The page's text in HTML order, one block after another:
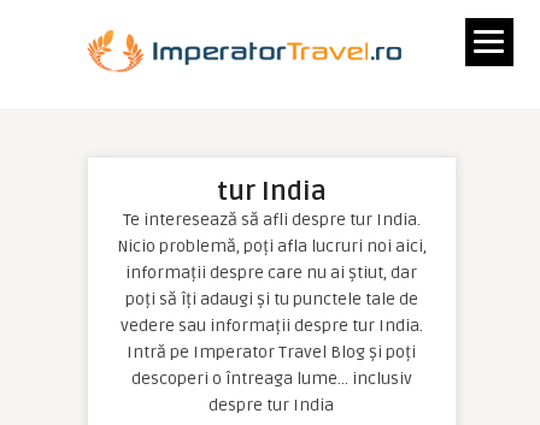
tur India
Te interesează să afli despre tur India.
Nicio problemă, poți afla lucruri noi aici,
informații despre care nu ai știut, dar
poți să îți adaugi și tu punctele tale de
vedere sau informații despre tur India.
Intră pe Imperator Travel Blog și poți
descoperi o întreaga lume… inclusiv
despre tur India